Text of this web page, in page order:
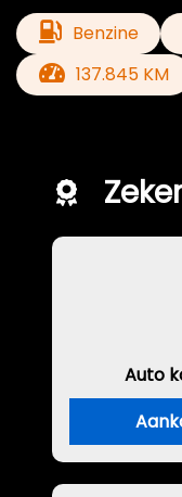
Benzine
137.845 KM
Auto